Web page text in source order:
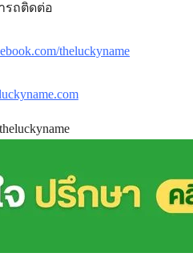
รถติดต่อ
theluckyname